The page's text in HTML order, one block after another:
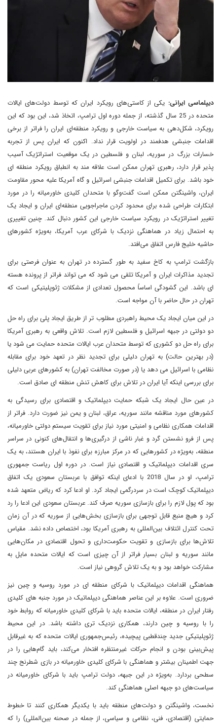
دیپلماسی ایرانی: یکی از کاستی‌های رویکرد ایران که توسط دولت‌های ایالات
متحده در 25 سال گذشته، از جمله دوره اول ترامپ، اتخاذ شد، این بود که این
رویکرد، شکل‌دهی به سیاست خارجی و رویکرد منطقه‌ای ایران را فراتر از برخی
اقدامات جنبشی هدفمند در اولویت قرار نداد. اکنون که ایران پس از تجربه
خسارات بزرگ در سوریه، لبنان و فلسطین در یک موقعیت استراتژیک آسیب
پذیر قرار دارد، رهبری تهران ممکن است علاقه مند به انطباق رویکرد منطقه ای
خود باشد. برای تکمیل اقدامات جنبشی اسرائیل و گاه آمریکا علیه محور مقاومت
ایران، واشینگتن ممکن است گفت‌وگو با متحدان کلیدی خاورمیانه را در مورد
ابتکارات طراحی شده برای محدود کردن ماجراجویی منطقه‌ای ایران و ایجاد یک
تغییر استراتژیک در رویکرد سیاست خارجی این کشور دنبال کند. چنین تغییری
به احتمال زیاد در هماهنگی نزدیک با شرکای عرب آمریکا، به‌ویژه کشورهای
حاشیه خلیج فارس اتفاق می‌افتد.
بازگشت ترامپ به کاخ سفید به طور گسترده در تهران به عنوان فرصتی برای
تجدید مذاکرات ایران و آمریکا تلقی می شود که می تواند فراتر از پرونده هسته
ای باشد. این گشودگی اساساً محصول تعدادی از مشکلات ژئوپلیتیکی است که
تهران در حال حاضر با آن مواجه است.
در این میان ایجاد یک محیط راهبردی مطلوب تر از طریق ایجاد پلی برای راه حل
دو دولتی در جبهه اسرائیل و فلسطین لازم است. تلاش واقعی به رهبری آمریکا
برای راه حل دو کشوری که توسط متحدان عرب ایالات متحده حمایت می شود یا
(در بهترین حالت) به تهران دلیلی برای تجدید نظر در تعهد خود برای مقابله
نظامی با اسرائیل می دهد یا (در صورت مخالفت تهران) به کشورهای عربی دلیلی
برای بررسی اینکه آیا ایران در تلاش برای کاهش تنش منطقه ای صادق است.
در عین حال ایجاد یک شبکه حمایت دیپلماتیک و اقتصادی برای رسیدگی به
کشورهای مورد مناقشه مانند سوریه، عراق، لبنان و یمن نیز ضورت دارد. فراتر از
اقدامات همکاری نظامی و امنیتی مورد نیاز برای تقویت سیستم دولتی خاورمیانه،
پس از فرو نشستن گرد و غبار ناشی از درگیری‌ها و انتقال‌های کنونی در سراسر
منطقه، به‌ویژه در کشورهایی که در مرکز مبارزه برای نفوذ با ایران هستند، به یک
سری اقدامات دیپلماتیک و اقتصادی نیاز است. در دوره اول ریاست جمهوری
ترامپ، او در سال 2018 با ادعای اینکه توافق با عربستان سعودی یک اتفاق
دیپلماتیک کوچک است در سردرگمی ایجاد کرد. او ادعا کرد که ریاض متعهد شده
بود که پول لازم را برای بازسازی سوریه صرف کند. عربستان سعودی این ادعا را رد
کرد و هیچ منبع قابل توجهی برای بازسازی بخش‌هایی از سوریه که در آن زمان
تحت کنترل ائتلاف بین‌المللی به رهبری آمریکا بود، اختصاص داده نشد. مقیاس
تلاش‌ها برای بازسازی و تقویت حکومت‌داری و تحول اقتصادی در مکان‌هایی
مانند سوریه و لبنان بسیار فراتر از آن چیزی است که ایالات متحده مایل به
مشارکت خواهد بود و به یک تلاش گروهی نیاز است.
هماهنگی اقدامات دیپلماتیک با شرکای منطقه ای در مورد روسیه و چین نیز
ضروری است. علاوه بر این عناصر هماهنگی دیپلماتیک در مورد جنبه های کلیدی
رفتار ایران در منطقه، ایالات متحده باید با شرکای کلیدی خاورمیانه که روابط خود
را با روسیه و چین دارند، همکاری نزدیک تری داشته باشد. در این محیط
ژئوپلیتیکی جدید چندقطبی پیچیده، رئیس‌جمهوری ایالات متحده که به غیرقابل
پیش‌بینی بودن و انجام حرکات غیرمنتظره افتخار می‌کند، باید گام‌هایی را در
جهت اطمینان بیشتر و هماهنگی با شرکای کلیدی خاورمیانه در بازی شطرنج چند
سطحی بردارد. به‌ویژه در این جبهه، دولت ترامپ باید با شرکای خاورمیانه در
سیاست‌های دو جبهه اصلی هماهنگی کند.
نخست، واشینگتن و دولت‌های منطقه باید با یکدیگر همکاری کنند تا خطوط
حمایتی (اقتصادی، فنی، نظامی و سیاسی، از جمله در صحنه بین‌المللی) را که